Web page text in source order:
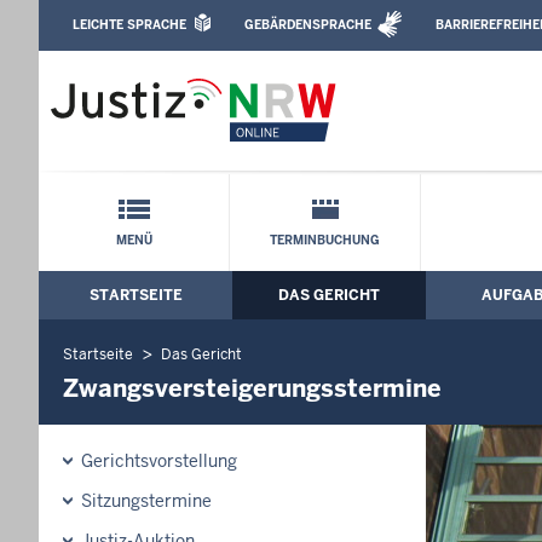
Amtsgericht Kerpen:
Leichte Sprache, Gebärdensprachenvideo
LEICHTE SPRACHE GEBÄRDENSPRACHE
Schnellnavigation mit Volltext-Suche
MENÜ TERMINBUCHUNG
Hauptmenü: Hauptnavigation
STARTSEITE DAS GERICHT
Startseite Das Gericht
Zwangsversteigerungsstermine
Gerichtsvorstellung
Sitzungstermine